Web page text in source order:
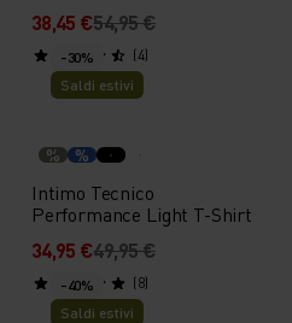
38,45 €54,95 €
(4)
-30%
Saldi estivi
% %
Intimo Tecnico
Performance Light T-Shirt
34,95 €49,95 €
(8)
-40%
Saldi estivi